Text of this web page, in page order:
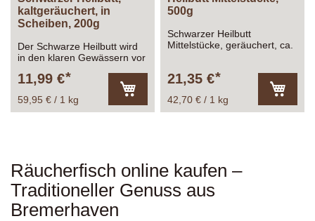
kaltgeräuchert, in
Scheiben, 200g
Der Schwarze Heilbutt wird
in den klaren Gewässern vor
11,99 €
59,95 € / 1 kg
den
500g
Schwarzer Heilbutt
Mittelstücke, geräuchert, ca.
21,35 €
42,70 € / 1 kg
den
Räucherfisch online kaufen –
Traditioneller Genuss aus
Bremerhaven